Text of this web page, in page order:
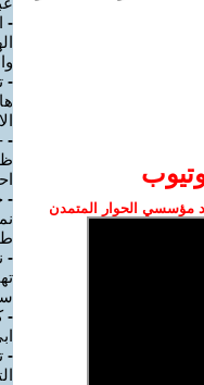
مؤسسي الحوار المتمدن
-
-
-
-
-
-
-